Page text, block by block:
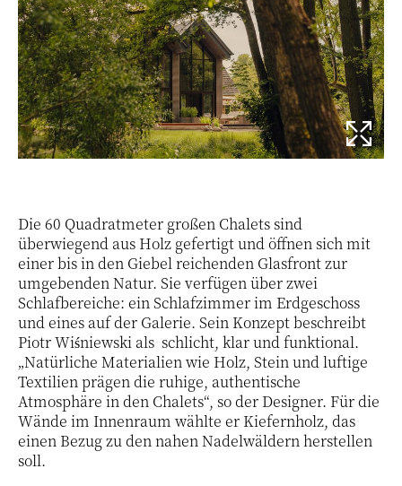
Die 60 Quadratmeter großen Chalets sind
überwiegend aus Holz gefertigt und öffnen sich mit
einer bis in den Giebel reichenden Glasfront zur
umgebenden Natur. Sie verfügen über zwei
Schlafbereiche: ein Schlafzimmer im Erdgeschoss
und eines auf der Galerie. Sein Konzept beschreibt
Piotr Wiśniewski als schlicht, klar und funktional.
„Natürliche Materialien wie Holz, Stein und luftige
Textilien prägen die ruhige, authentische
Atmosphäre in den Chalets“, so der Designer. Für die
Wände im Innenraum wählte er Kiefernholz, das
einen Bezug zu den nahen Nadelwäldern herstellen
soll.